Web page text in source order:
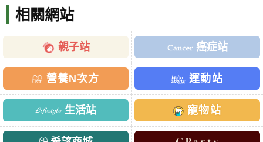
相關網站
親子站 癌症站
營養N次方 運動站
生活站 寵物站